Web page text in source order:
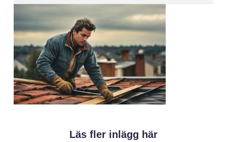
Läs fler inlägg här